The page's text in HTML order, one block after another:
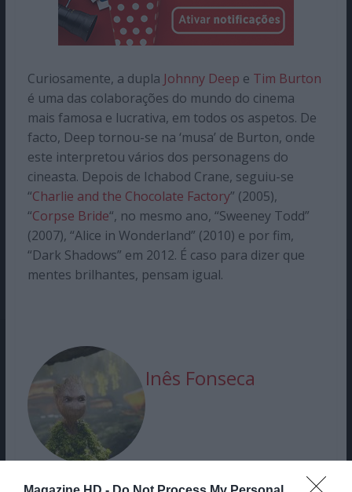
Curiosamente, a dupla Johnny Deep e Tim Burton
é uma das colaborações do mundo do cinema
mais famosa e lucrativa, em todos os aspetos. De
facto, Deep tornou-se na ‘musa’ de Burton, onde
este interpretou vários dos personagens do
cineasta. Depois de Ichabod Crane, seguiu-se
“Charlie and the Chocolate Factory” (2005),
“Corpse Bride“, no mesmo ano, “Sweeney Todd”
(2007), “Alice in Wonderland” (2010) e por fim,
“Dark Shadows” em 2012. É caso para dizer que
mentes brilhantes, pensam igual.
Inês Fonseca